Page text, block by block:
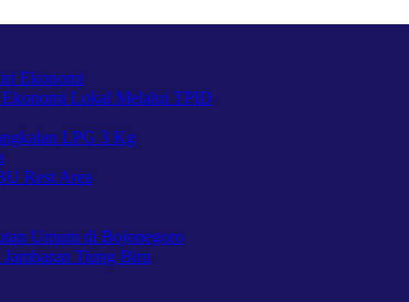
Ekonomi
Ekonomi Lokal Melalui TPID
LPG 3 Kg
Rest Area
Umum di Bojonegoro
Tiung Biru